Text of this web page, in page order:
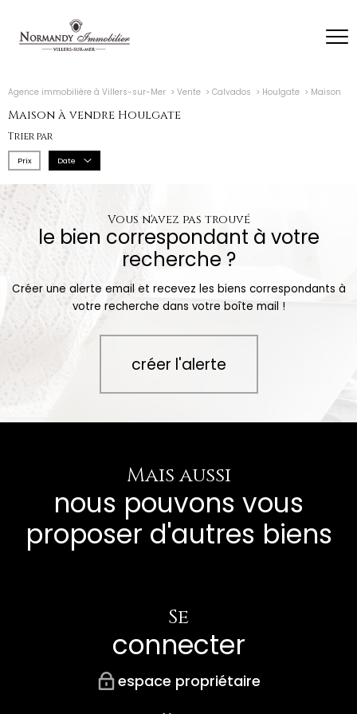
Agence immobilière à Villers-sur-Mer Vente Calvados Houlgate Maison
Maison à vendre Houlgate
Trier par
Prix Date
Vous n'avez pas trouvé
le bien correspondant à votre
recherche ?
Créer une alerte email et recevez les biens correspondants à
votre recherche dans votre boîte mail !
créer l'alerte
Mais aussi
nous pouvons vous
proposer d'autres biens
Se
connecter
espace propriétaire